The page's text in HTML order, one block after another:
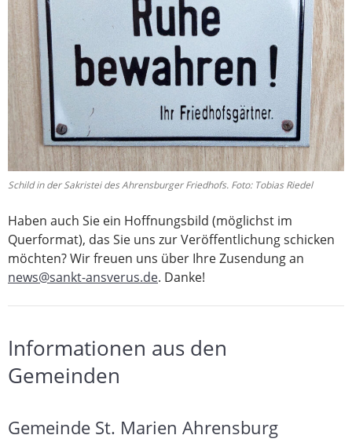
Schild in der Sakristei des Ahrensburger Friedhofs. Foto: Tobias Riedel
Haben auch Sie ein Hoffnungsbild (möglichst im
Querformat), das Sie uns zur Veröffentlichung schicken
möchten? Wir freuen uns über Ihre Zusendung an
news@sankt-ansverus.de. Danke!
Informationen aus den
Gemeinden
Gemeinde St. Marien Ahrensburg